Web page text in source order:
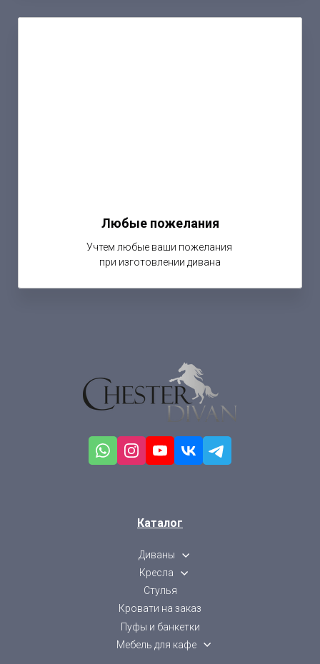
Любые пожелания
Учтем любые ваши пожелания
при изготовлении дивана
Каталог
Диваны
Кресла
Стулья
Кровати на заказ
Пуфы и банкетки
Мебель для кафе